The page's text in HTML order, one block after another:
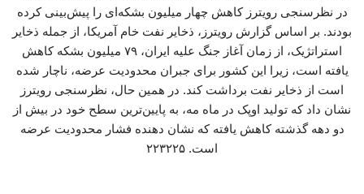
در نظرسنجی رویترز کاهش چهار میلیون بشکه‌ای را پیش‌بینی کرده
بودند. بر اساس گزارش رویترز، ذخایر نفت خام آمریکا، از جمله ذخایر
استراتژیک، از زمان آغاز جنگ علیه ایران، ۷۹ میلیون بشکه کاهش
یافته است، زیرا این کشور برای جبران محدودیت عرضه، ناچار شده
است از ذخایر نفت برداشت کند. در همین حال، نظرسنجی رویترز
نشان داد که تولید اوپک در ماه مه، به پایین‌ترین سطح خود در بیش از
دو دهه گذشته کاهش یافته که نشان دهنده فشار محدودیت عرضه
است. ۲۲۳۲۲۵